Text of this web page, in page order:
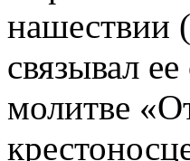
нашествии
связывал
молитве